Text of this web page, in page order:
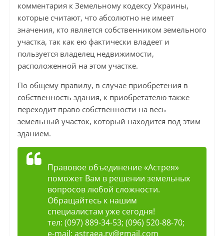
комментария к Земельному кодексу Украины,
которые считают, что абсолютно не имеет
значения, кто является собственником земельного
участка, так как ею фактически владеет и
пользуется владелец недвижимости,
расположенной на этом участке.
По общему правилу, в случае приобретения в
собственность здания, к приобретателю также
переходит право собственности на весь
земельный участок, который находится под этим
зданием.
Правовое объединение «Астрея»
поможет Вам в решении земельных
вопросов любой сложности.
Обращайтесь к нашим
специалистам уже сегодня!
тел: (097) 889-34-53; (096) 520-88-70;
e-mail: astraea.rv@gmail.com